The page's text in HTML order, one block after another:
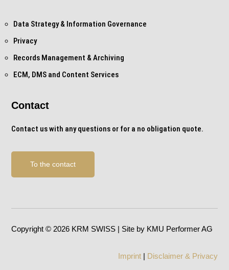
Data Strategy & Information Governance
Privacy
Records Management & Archiving
ECM, DMS and Content Services
Contact
Contact us with any questions or for a no obligation quote.
To the contact
Copyright © 2026 KRM SWISS | Site by KMU Performer AG
Imprint| Disclaimer & Privacy